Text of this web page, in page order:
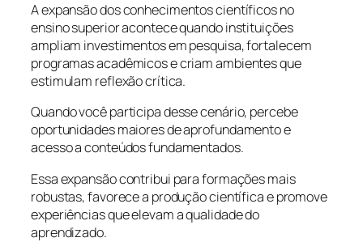
A expansão dos conhecimentos científicos no
ensino superior acontece quando instituições
ampliam investimentos em pesquisa, fortalecem
programas acadêmicos e criam ambientes que
estimulam reflexão crítica.
Quando você participa desse cenário, percebe
oportunidades maiores de aprofundamento e
acesso a conteúdos fundamentados.
Essa expansão contribui para formações mais
robustas, favorece a produção científica e promove
experiências que elevam a qualidade do
aprendizado.